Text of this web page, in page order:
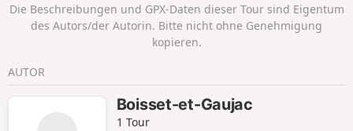
wegen Steinschlaggefahr bis auf Weiteres gesperrt ist.
Die Beschreibungen und GPX-Daten dieser Tour sind Eigentum
des Autors/der Autorin. Bitte nicht ohne Genehmigung
kopieren.
AUTOR
Boisset-et-Gaujac
1 Tour